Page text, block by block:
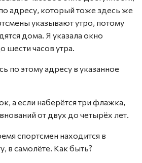
адресу, который тоже здесь же
указывают утро, потому
дома. Я указала окно
шести часов утра.
по этому адресу в указанное
а если наберётся три флажка,
от двух до четырёх лет.
спортсмен находится в
в самолёте. Как быть?